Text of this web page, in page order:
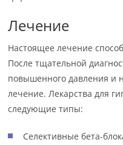
Лечение
Настоящее лечение
После тщательной
повышенного давления и
лечение. Лекарства для
следующие типы:
Селективные бета-